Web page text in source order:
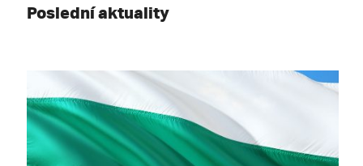
Poslední aktuality